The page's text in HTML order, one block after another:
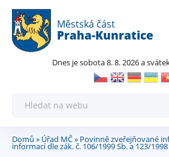
Městská část
Praha-Kunratice
Dnes je sobota 8. 8. 2026 a
a
t
Jste
Domů » Úřad MČ» Povinně zveřejňované
informací dle zák. č. 106/1999 Sb. a 123/1998